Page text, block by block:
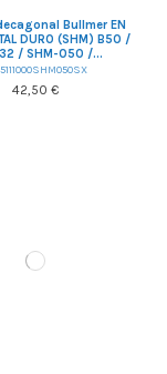
Bullmer EN
DURO (SHM) B50 /
/ SHM-050 /...
42,50 €